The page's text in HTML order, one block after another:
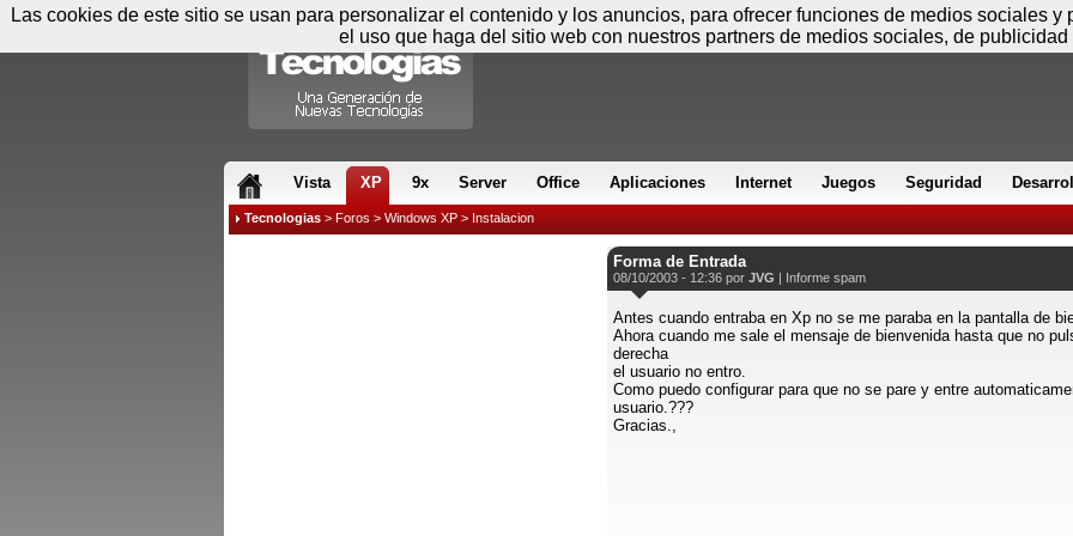
Vista XP 9x Server Office Aplicaciones Internet Juegos Seguridad
Tecnologias > Foros > Windows XP > Instalacion
Forma de Entrada
08/10/2003 - 12:36 por JVG | Informe spam
Antes cuando entraba en Xp no se me paraba en la pantalla de
Ahora cuando me sale el mensaje de bienvenida hasta que no
derecha
el usuario no entro.
Como puedo configurar para que no se pare y entre
usuario.???
Gracias.,
Las cookies de este sitio se usan para personalizar el contenido y los anuncios, para ofrecer funciones de medios sociales
el uso que haga del sitio web con nuestros partners de medios sociales, de